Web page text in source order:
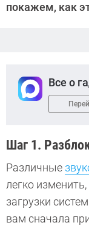
покажем, как
Все о
Шаг 1.
Различные
легко
загрузки
вам сначала